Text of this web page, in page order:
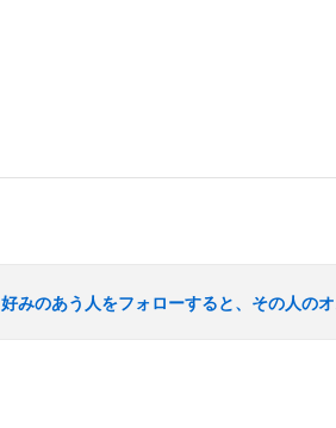
好みのあう人をフォローすると、その人の